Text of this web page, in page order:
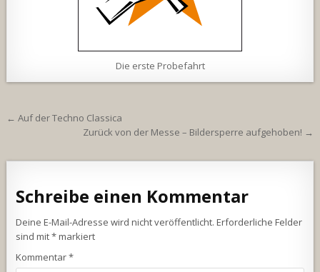
Die erste Probefahrt
Beitragsnavigation
← Auf der Techno Classica
Zurück von der Messe – Bildersperre aufgehoben! →
Schreibe einen Kommentar
Deine E-Mail-Adresse wird nicht veröffentlicht. Erforderliche Felder
sind mit*markiert
Kommentar*